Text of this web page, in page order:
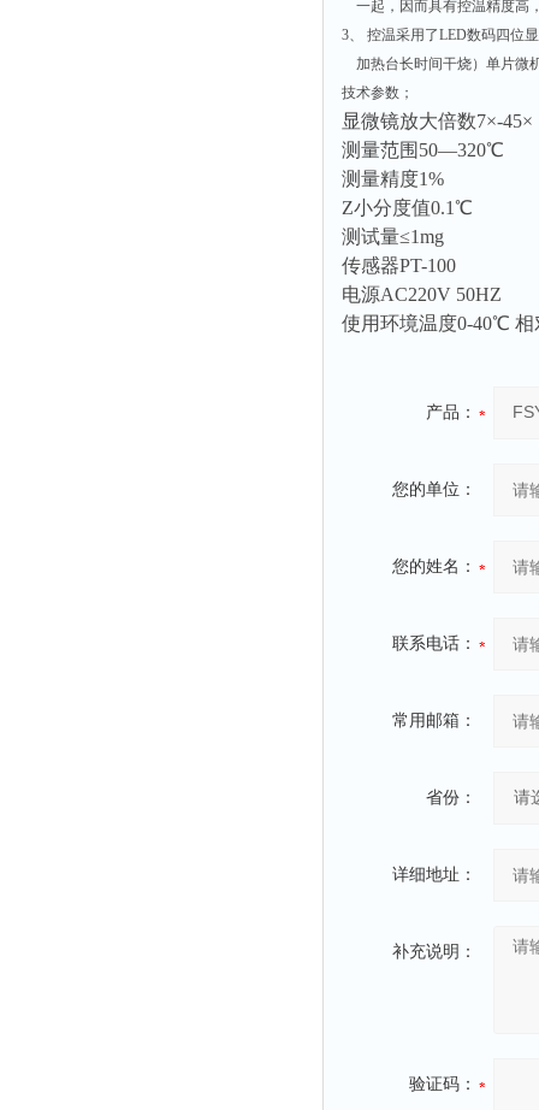
一起，因而具有控温精度高
3、 控温采用了LED数码四位
加热台长时间干烧）单片微
技术参数；
显微镜放大倍数7×-45×
测量范围50—320℃
测量精度1%
Z小分度值0.1℃
测试量≤1mg
传感器PT-100
电源AC220V 50HZ
使用环境温度0-40℃ 相
产品：
您的单位：
您的姓名：
联系电话：
常用邮箱：
省份：
详细地址：
补充说明：
验证码：